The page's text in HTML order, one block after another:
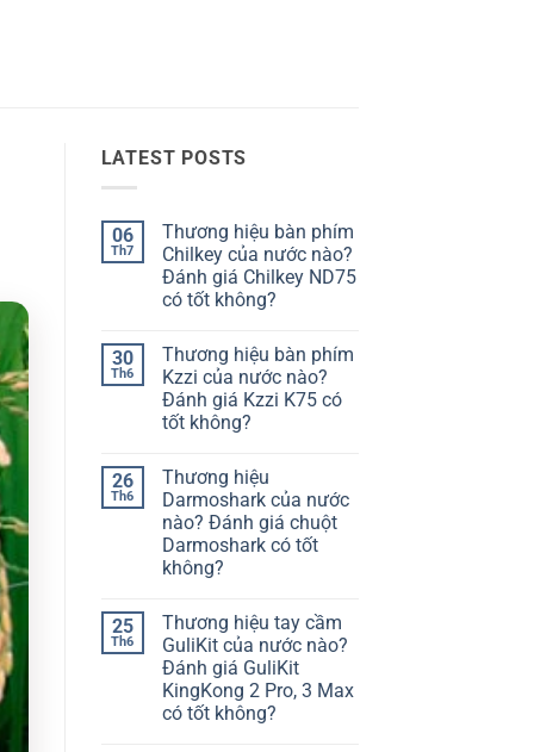
LATEST POSTS
06
Th7
Thương hiệu bàn phím
Chilkey của nước nào?
Đánh giá Chilkey ND75
có tốt không?
bình
luận
ở
Thương
hiệu
bàn
của
nước
nào?
Đánh
giá
Chilkey
ND75
không?
30
Th6
Thương hiệu bàn phím
Kzzi của nước nào?
Đánh giá Kzzi K75 có
tốt không?
bình
luận
ở
Thương
hiệu
bàn
phím
nước
nào?
Đánh
giá
Kzzi
K75
có
tốt
26
Th6
Thương hiệu
Darmoshark của nước
nào? Đánh giá chuột
Darmoshark có tốt
không?
bình
luận
ở
Thương
hiệu
Darmoshark
của
25
Th6
Thương hiệu tay cầm
GuliKit của nước nào?
Đánh giá GuliKit
KingKong 2 Pro, 3 Max
có tốt không?